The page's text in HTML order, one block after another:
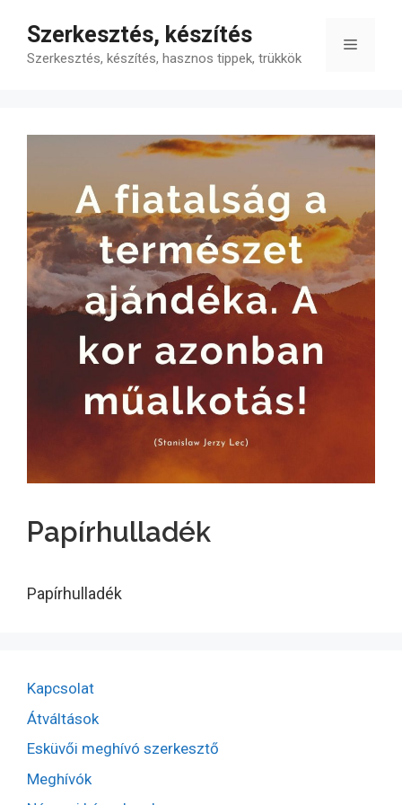
tartalomba
Szerkesztés, készítés
Szerkesztés, készítés, hasznos tippek, trükkök
Menü
Papírhulladék
Papírhulladék
Kapcsolat
Átváltások
Esküvői meghívó szerkesztő
Meghívók